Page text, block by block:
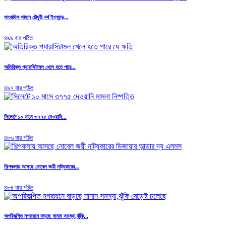
সাংবাদিক শাহান চৌধুরী নর্থ ইংল্যান্ড...
৪৯৯ বার পঠিত
অতিরিক্ত প্যারাসিটামল খেলে হতে পারে...
৪৯৭ বার পঠিত
সিলেটে ১০ মাসে ৩৭৭৫ দেওয়ানি...
৪৮৬ বার পঠিত
শিল্পকলায় আসছে নোবেল জয়ী নাট্যকারের...
৪৮৪ বার পঠিত
অপরিকল্পিত নগরায়নে বাড়ছে নানান সমস্যা,ঝুঁকি...